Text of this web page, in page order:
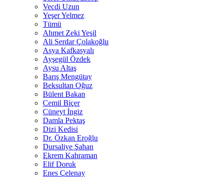
Vecdi Uzun
Yeşer Yelmez
Tümü
Ahmet Zeki Yeşil
Ali Serdar Çolakoğlu
Asya Kafkasyalı
Ayşegül Özdek
Aysu Altaş
Barış Mengütay
Beksultan Oğuz
Bülent Bakan
Cemil Biçer
Cüneyt İngiz
Damla Pektaş
Dizi Kedisi
Dr. Özkan Eroğlu
Dursaliye Şahan
Ekrem Kahraman
Elif Doruk
Enes Çelenay